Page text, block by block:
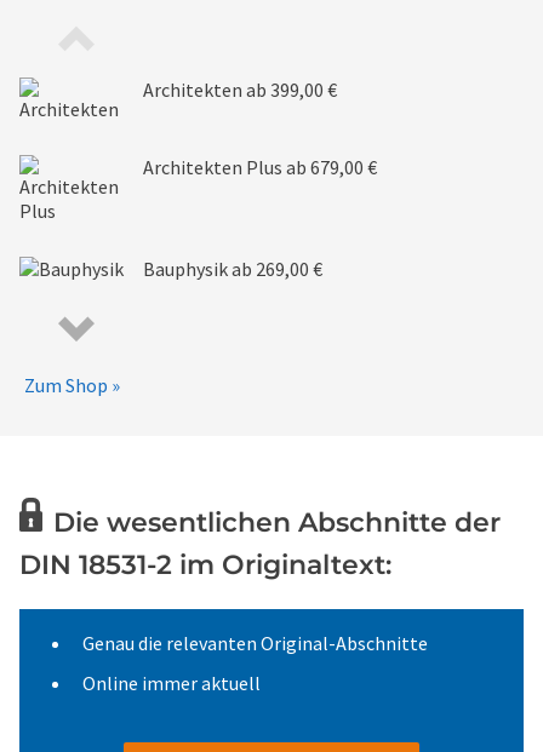
Architekten ab 399,00 €
Architekten Plus ab 679,00 €
Bauphysikab 269,00 €
Zum Shop »
Die wesentlichen Abschnitte der
DIN 18531-2 im Originaltext:
Genau die relevanten Original-Abschnitte
Online immer aktuell